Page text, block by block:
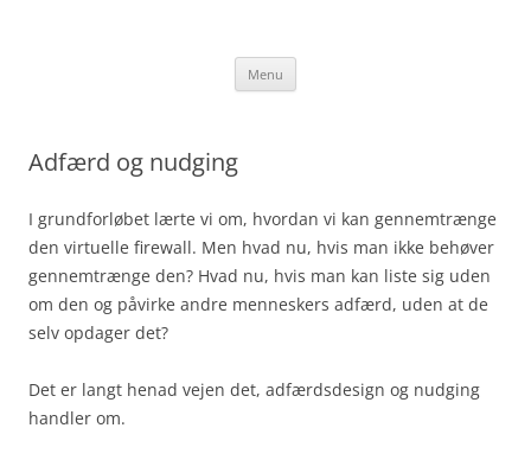
Menu
Adfærd og nudging
I grundforløbet lærte vi om, hvordan vi kan gennemtrænge
den virtuelle firewall. Men hvad nu, hvis man ikke behøver
gennemtrænge den? Hvad nu, hvis man kan liste sig uden
om den og påvirke andre menneskers adfærd, uden at de
selv opdager det?
Det er langt henad vejen det, adfærdsdesign og nudging
handler om.